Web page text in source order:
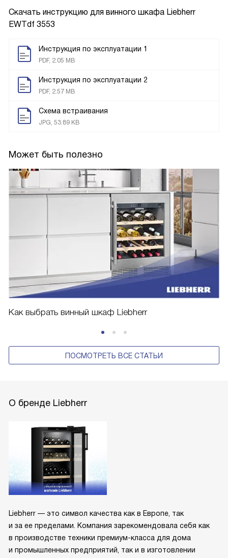
Скачать инструкцию для винного шкафа Liebherr
EWTdf 3553
Инструкция по эксплуатации 1
PDF, 2.05 MB
Инструкция по эксплуатации 2
PDF, 2.57 MB
Схема встраивания
JPG, 53.89 KB
Может быть полезно
Как выбрать винный шкаф Liebherr
ПОСМОТРЕТЬ ВСЕ СТАТЬИ
О бренде Liebherr
Liebherr — это символ качества как в Европе, так
и за ее пределами. Компания зарекомендовала себя как
в производстве техники премиум-класса для дома
и промышленных предприятий, так и в изготовлении